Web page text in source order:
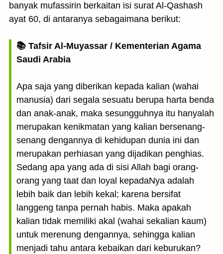
banyak mufassirin berkaitan isi surat Al-Qashash
ayat 60, di antaranya sebagaimana berikut:
📚 Tafsir Al-Muyassar / Kementerian Agama
Saudi Arabia
Apa saja yang diberikan kepada kalian (wahai
manusia) dari segala sesuatu berupa harta benda
dan anak-anak, maka sesungguhnya itu hanyalah
merupakan kenikmatan yang kalian bersenang-
senang dengannya di kehidupan dunia ini dan
merupakan perhiasan yang dijadikan penghias.
Sedang apa yang ada di sisi Allah bagi orang-
orang yang taat dan loyal kepadaNya adalah
lebih baik dan lebih kekal; karena bersifat
langgeng tanpa pernah habis. Maka apakah
kalian tidak memiliki akal (wahai sekalian kaum)
untuk merenung dengannya, sehingga kalian
menjadi tahu antara kebaikan dari keburukan?